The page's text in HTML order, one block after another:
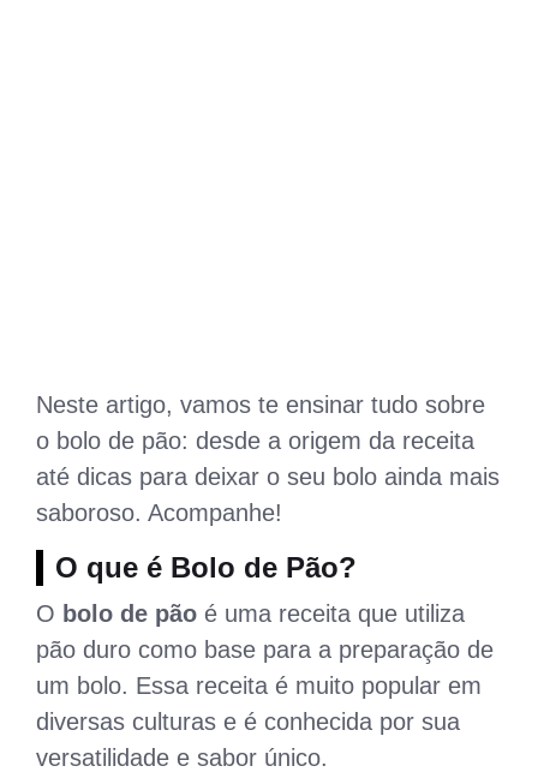
Neste artigo, vamos te ensinar tudo sobre
o bolo de pão: desde a origem da receita
até dicas para deixar o seu bolo ainda mais
saboroso. Acompanhe!
O que é Bolo de Pão?
O bolo de pão é uma receita que utiliza
pão duro como base para a preparação de
um bolo. Essa receita é muito popular em
diversas culturas e é conhecida por sua
versatilidade e sabor único.